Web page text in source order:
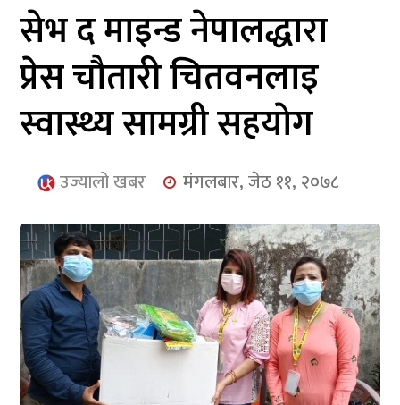
आर्थिक
मनोरञ्जन
खेलकुद
प्रबास
युनिकोड
सेभ द माइन्ड नेपालद्धारा
प्रेस चौतारी चितवनलाइ
स्वास्थ्य सामग्री सहयाेग
उज्यालो खबर मंगलबार, जेठ ११, २०७८